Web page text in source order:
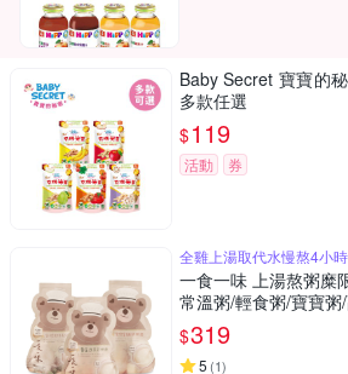
Baby Secret 寶寶的
多款任選
$119
活動 券
全雞上湯取代水慢熬4小時
一食一味 上湯熬粥糜
常溫粥/輕食粥/寶寶粥
$319
5 (1)